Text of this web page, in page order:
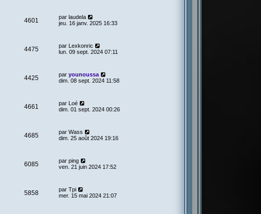
4601 par laudela
jeu. 16 janv. 2025 16:33
4475 par Lexkonric
lun. 09 sept. 2024 07:11
4425 par younoussa
dim. 08 sept. 2024 11:58
4661 par Loé
dim. 01 sept. 2024 00:26
4685 par Wass
dim. 25 août 2024 19:16
6085 par ping
ven. 21 juin 2024 17:52
5858 par Tpi
mer. 15 mai 2024 21:07